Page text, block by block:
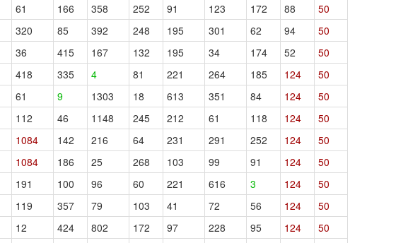
61 166 358 252 91 123 172 88
50
320 85 392 248 195 301 62 94
50
36 415 167 132 195 34 174 52
50
418 335 4 81 221 264 185 124
50
61 9 1303 18 613 351 84 124
50
112 46 1148 245 212 61 118 124
50
1084 142 216 64 231 291 252 124
50
1084 186 25 268 103 99 91 124
50
191 100 96 60 221 616 3 124
50
119 357 79 103 41 72 56 124
50
12 424 802 172 97 228 95 124
50